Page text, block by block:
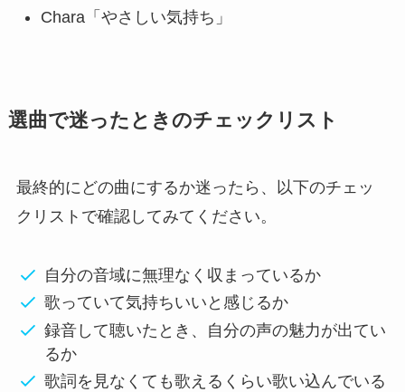
Chara「やさしい気持ち」
選曲で迷ったときのチェックリスト
最終的にどの曲にするか迷ったら、以下のチェッ
クリストで確認してみてください。
自分の音域に無理なく収まっているか
歌っていて気持ちいいと感じるか
録音して聴いたとき、自分の声の魅力が出てい
るか
歌詞を見なくても歌えるくらい歌い込んでいる